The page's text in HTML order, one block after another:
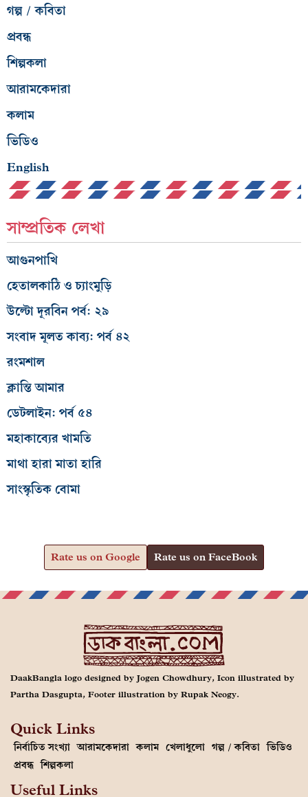
গল্প / কবিতা
প্রবন্ধ
শিল্পকলা
আরামকেদারা
কলাম
ভিডিও
English
সাম্প্রতিক লেখা
আগুনপাখি
হেতালকাঠি ও চ্যাংমুড়ি
উল্টো দূরবিন পর্ব: ২৯
সংবাদ মূলত কাব্য: পর্ব ৪২
রংমশাল
ক্লান্তি আমার
ডেটলাইন: পর্ব ৫৪
মহাকাব্যের খামতি
মাথা হারা মাতা হারি
সাংস্কৃতিক বোমা
Rate us on Google Rate us on FaceBook
DaakBangla logo designed by Jogen Chowdhury, Icon illustrated by
Partha Dasgupta, Footer illustration by Rupak Neogy.
Quick Links
নির্বাচিত সংখ্যা আরামকেদারা কলাম খেলাধুলো গল্প / কবিতা ভিডিও
প্রবন্ধ শিল্পকলা
Useful Links